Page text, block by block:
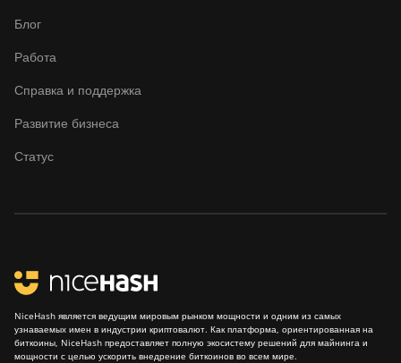
Блог
Работа
Справка и поддержка
Развитие бизнеса
Статус
NiceHash является ведущим мировым рынком мощности и одним из самых
узнаваемых имен в индустрии криптовалют. Как платформа, ориентированная на
биткоины, NiceHash предоставляет полную экосистему решений для майнинга и
мощности с целью ускорить внедрение биткоинов во всем мире.